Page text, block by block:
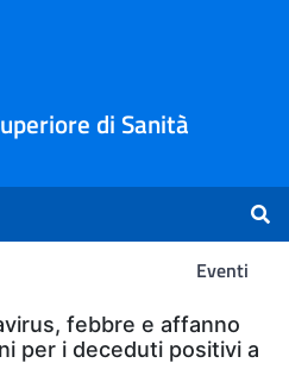
di Sanità
Eventi
febbre e affanno
per i deceduti positivi a